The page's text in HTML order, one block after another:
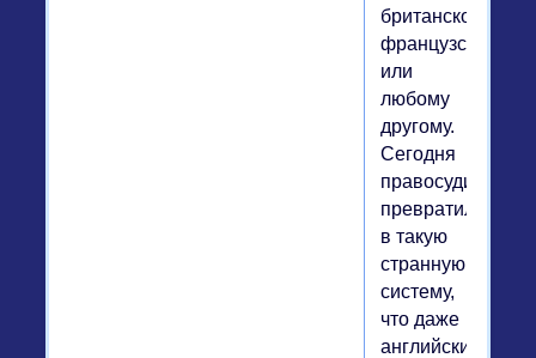
британскому,
французскому
или
любому
другому.
Сегодня
правосудие
превратилось
в такую
странную
систему,
что даже
английский